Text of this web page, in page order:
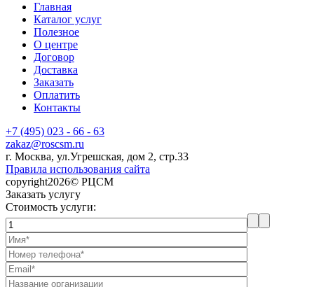
Главная
Каталог услуг
Полезное
О центре
Договор
Доставка
Заказать
Оплатить
Контакты
+7 (495) 023 - 66 - 63
zakaz@roscsm.ru
г. Москва, ул.Угрешская, дом 2, стр.33
Правила использования сайта
copyright2026© РЦСМ
Заказать услугу
Стоимость услуги: